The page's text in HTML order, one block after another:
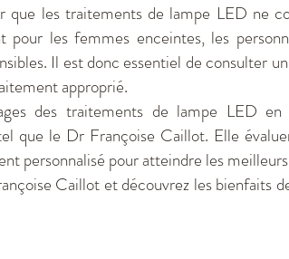
que les traitements de lampe LED ne
pour les femmes enceintes, les
Il est donc essentiel de consulter
approprié.
des traitements de lampe LED
que le Dr Françoise Caillot. Elle
personnalisé pour atteindre les
Caillot et découvrez les bienfaits